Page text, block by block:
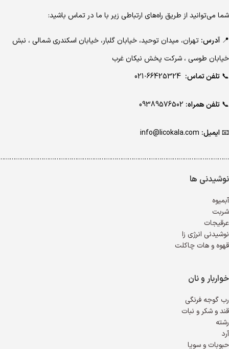
شما می‌توانید از طریق راه‌های ارتباطی زیر با ما در تماس باشید:
📍 آدرس: تهران، میدان توحید، خیابان گلبار، خیابان اسکندری شمالی ، نبش
خیابان طوسی ، شرکت پخش نیکان غرب
📞 تلفن تماس:
📞 تلفن همراه:
📧ایمیل:
نوشیدنی ها
آبمیوه
شربت
عرقیجات
نوشیدنی انرژی زا
قهوه و هات چاکلت
خواربار و نان
رب گوجه فرنگی
قند و شکر و نبات
رشته
آرد
حبوبات و سویا